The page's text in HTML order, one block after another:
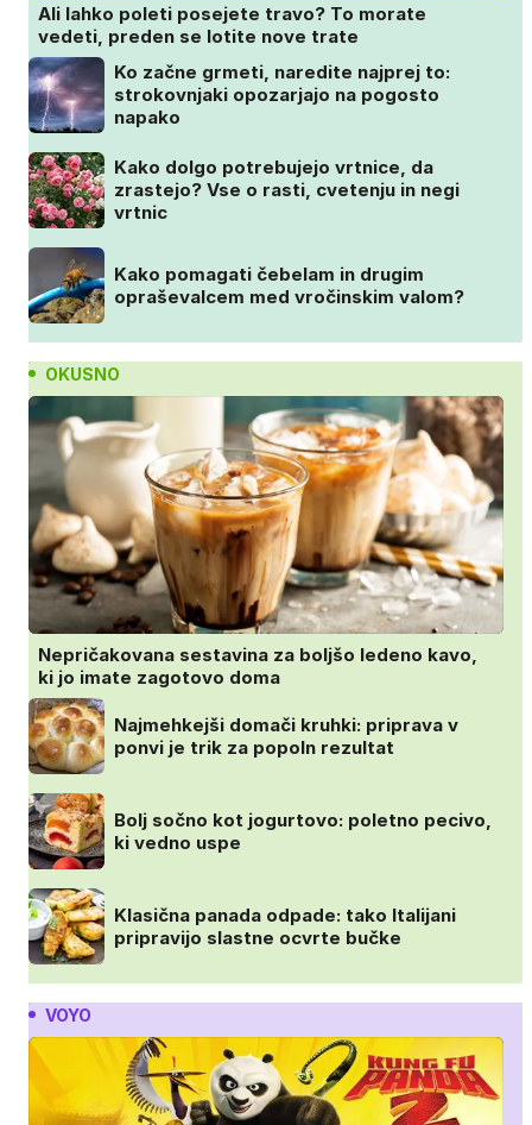
Ali lahko poleti posejete travo? To morate
vedeti, preden se lotite nove trate
Ko začne grmeti, naredite najprej to:
strokovnjaki opozarjajo na pogosto
napako
Kako dolgo potrebujejo vrtnice, da
zrastejo? Vse o rasti, cvetenju in negi
vrtnic
Kako pomagati čebelam in drugim
opraševalcem med vročinskim valom?
OKUSNO
Nepričakovana sestavina za boljšo ledeno kavo,
ki jo imate zagotovo doma
Najmehkejši domači kruhki: priprava v
ponvi je trik za popoln rezultat
Bolj sočno kot jogurtovo: poletno pecivo,
ki vedno uspe
Klasična panada odpade: tako Italijani
pripravijo slastne ocvrte bučke
VOYO